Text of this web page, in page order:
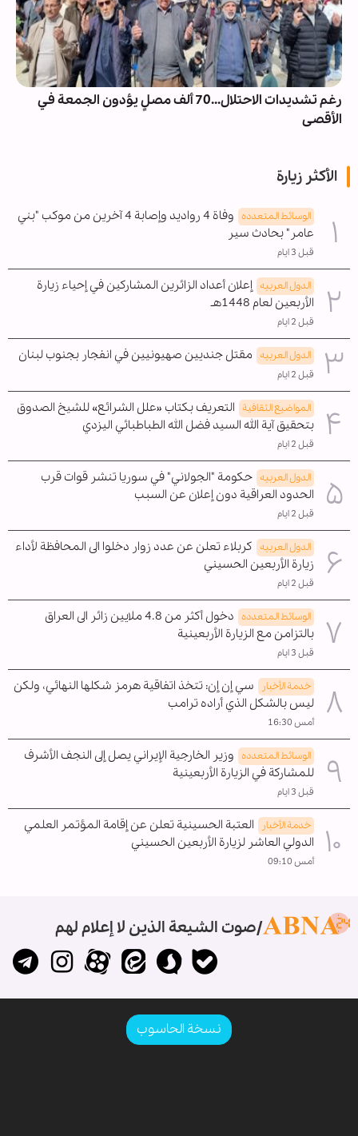
رغم تشديدات الاحتلال...70 ألف مصلٍ يؤدون الجمعة في
الأقصى
الأكثر زيارة
الوسائط المتعدده
وفاة 4 رواديد وإصابة 4 آخرين من موكب "بني
عامر" بحادث سير
قبل 3 ايام
الدول العربیه إعلان أعداد الزائرين المشاركين في إحياء زيارة
الأربعين لعام 1448هـ
قبل 2 ايام
الدول العربیه مقتل جنديين صهيونيين في انفجار بجنوب لبنان
قبل 2 ايام
المواضیع الثقافية التعريف بكتاب «علل الشرائع» للشيخ الصدوق
بتحقيق آية الله السيد فضل الله الطباطبائي اليزدي
قبل 2 ايام
الدول العربیه حكومة "الجولاني" في سوريا تنشر قوات قرب
الحدود العراقية دون إعلان عن السبب
قبل 2 ايام
الدول العربیه كربلاء تعلن عن عدد زوار دخلوا الى المحافظة لأداء
زيارة الأربعين الحسيني
قبل 2 ايام
الوسائط المتعدده
دخول أكثر من 4.8 ملايين زائر الى العراق
بالتزامن مع الزيارة الأربعينية
قبل 3 ايام
خدمة الأخبار
سي إن إن: تتخذ اتفاقية هرمز شكلها النهائي، ولكن
ليس بالشكل الذي أراده ترامب
أمس 16:30
الوسائط المتعدده وزير الخارجية الإيراني يصل إلى النجف الأشرف
للمشاركة في الزيارة الأربعينية
قبل 3 ايام
خدمة الأخبار
العتبة الحسينية تعلن عن إقامة المؤتمر العلمي
الدولي العاشر لزيارة الأربعين الحسيني
أمس 09:10
صوت الشيعة الذين لا إعلام لهم
نسخة الحاسوب